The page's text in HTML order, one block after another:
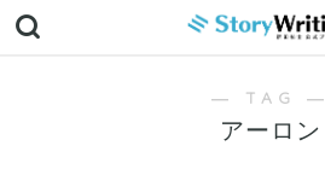
― TAG ―
アーロン